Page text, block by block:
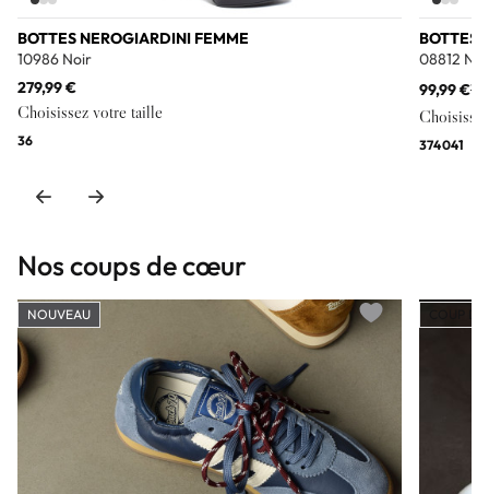
BOTTES NEROGIARDINI FEMME
10986 Noir
279,99 €
Choisissez votre taille
36
BOTTES
08812
99,99 €
374041
Nos coups de cœur
NOUVEAU
Add to wishlist